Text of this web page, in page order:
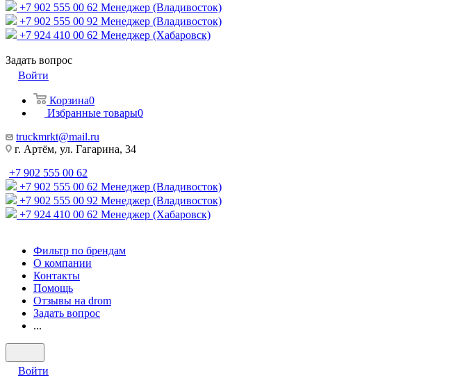
+7 902 555 00 62 Менеджер (Владивосток)
+7 902 555 00 92 Менеджер (Владивосток)
+7 924 410 00 62 Менеджер (Хабаровск)
Задать вопрос
Войти
Корзина0
Избранные товары0
truckmrkt@mail.ru
г. Артём, ул. Гагарина, 34
+7 902 555 00 62
+7 902 555 00 62 Менеджер (Владивосток)
+7 902 555 00 92 Менеджер (Владивосток)
+7 924 410 00 62 Менеджер (Хабаровск)
Фильтр по брендам
О компании
Контакты
Помощь
Отзывы на drom
Задать вопрос
...
Войти